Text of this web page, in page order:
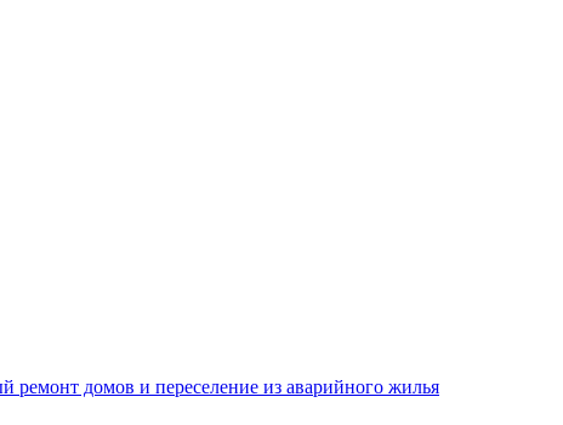
домов и переселение из аварийного жилья